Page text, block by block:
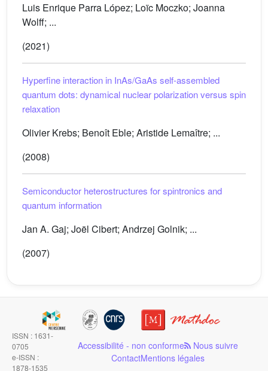
Luis Enrique Parra López; Loïc Moczko; Joanna
Wolff; ...
(2021)
Hyperfine interaction in InAs/GaAs self-assembled
quantum dots: dynamical nuclear polarization versus spin
relaxation
Olivier Krebs; Benoît Eble; Aristide Lemaître; ...
(2008)
Semiconductor heterostructures for spintronics and
quantum information
Jan A. Gaj; Joël Cibert; Andrzej Golnik; ...
(2007)
ISSN : 1631-
0705
e-ISSN :
1878-1535
Accessibilité - non conforme Nous suivre
ContactMentions légales